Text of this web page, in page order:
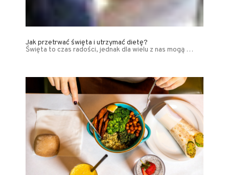
Jak przetrwać święta i utrzymać dietę?
Święta to czas radości, jednak dla wielu z nas mogą …